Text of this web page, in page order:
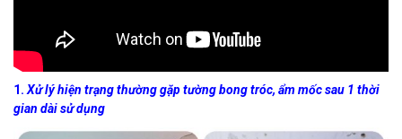
1.Xử lý hiện trạng thường gặp tường bong tróc, ẩm mốc sau 1 thời
gian dài sử dụng